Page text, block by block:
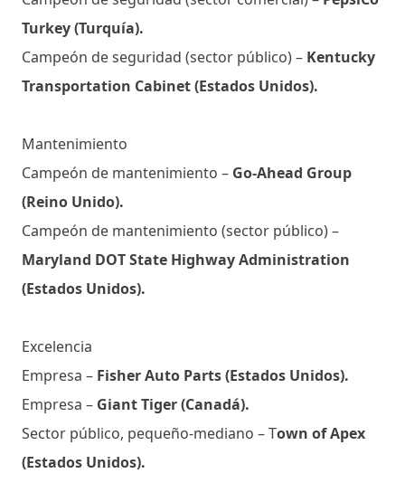
Turkey (Turquía).
Campeón de seguridad (sector público) – Kentucky
Transportation Cabinet (Estados Unidos).
Mantenimiento
Campeón de mantenimiento – Go-Ahead Group
(Reino Unido).
Campeón de mantenimiento (sector público) –
Maryland DOT State Highway Administration
(Estados Unidos).
Excelencia
Empresa – Fisher Auto Parts (Estados Unidos).
Empresa – Giant Tiger (Canadá).
Sector público, pequeño-mediano – Town of Apex
(Estados Unidos).